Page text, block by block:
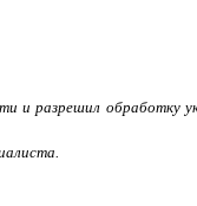
и разрешил обработку